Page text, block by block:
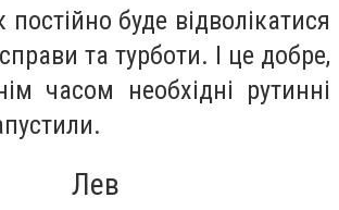
постійно буде відволікатися
та турботи. І це добре,
часом необхідні рутинні
Лев